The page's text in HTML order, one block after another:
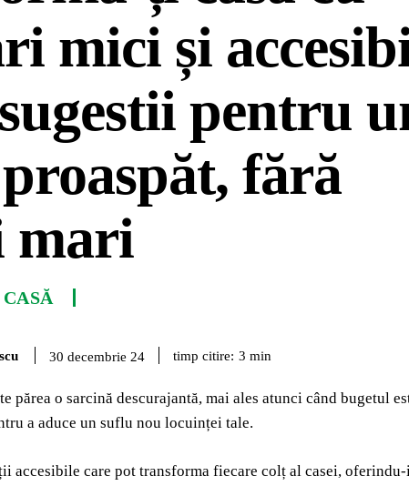
mici și
pentru
fără
mari
30 decembrie 24 timp citire: 3 min
părea o sarcină descurajantă, mai ales atunci când bugetul
a aduce un suflu nou locuinței tale.
accesibile care pot transforma fiecare colț al casei,